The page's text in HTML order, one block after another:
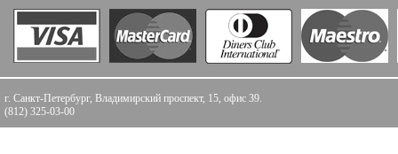
г. Санкт-Петербург, Владимирский проспект, 15, офис 39.
(812) 325-03-00